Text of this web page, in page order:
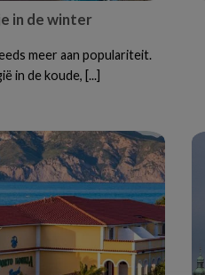
in de winter
meer aan populariteit.
in de koude, [...]